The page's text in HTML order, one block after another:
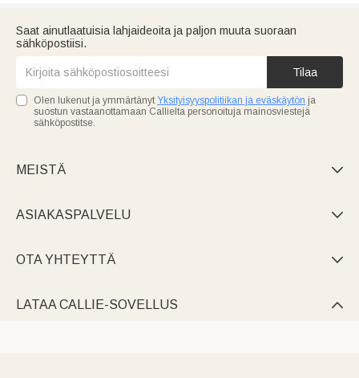
Saat ainutlaatuisia lahjaideoita ja paljon muuta suoraan
sähköpostiisi.
Tilaa
Olen lukenut ja ymmärtänyt Yksityisyyspolitiikan ja eväskäytön ja
suostun vastaanottamaan Callielta personoituja mainosviestejä
sähköpostitse.
MEISTÄ 
ASIAKASPALVELU 
OTA YHTEYTTÄ 
LATAA CALLIE-SOVELLUS 